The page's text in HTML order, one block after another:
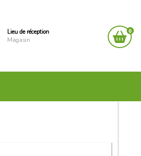
Lieu de réception
Magasin
0